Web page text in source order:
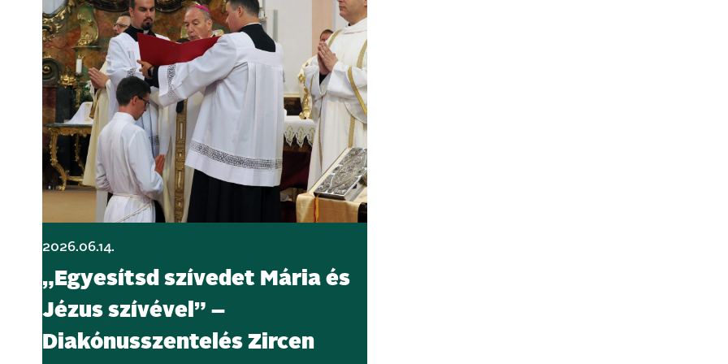
2026.06.14.
„Egyesítsd szívedet Mária és
Jézus szívével” –
Diakónusszentelés Zircen